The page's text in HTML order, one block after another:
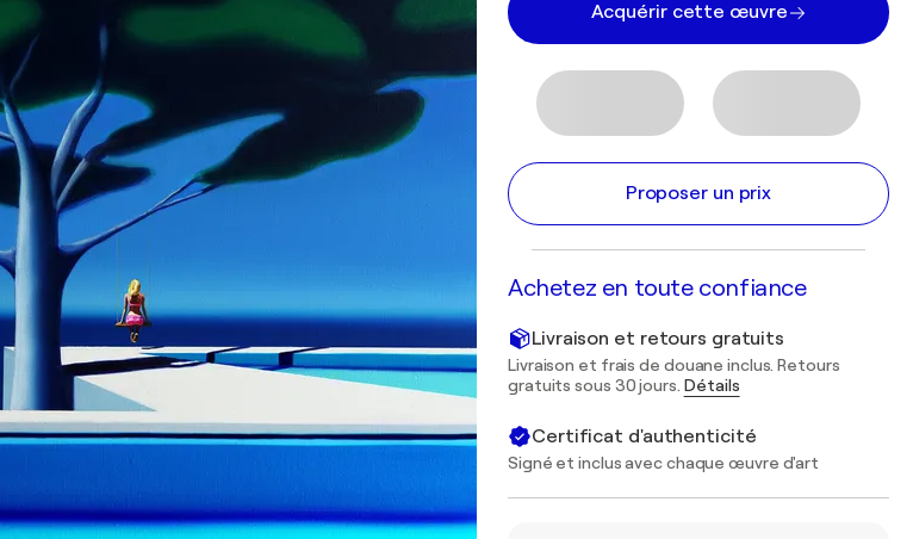
Acquérir cette œuvre
Proposer un prix
Achetez en toute confiance
Livraison et retours gratuits
Livraison et frais de douane inclus. Retours
gratuits sous 30 jours. Détails
Certificat d'authenticité
Signé et inclus avec chaque œuvre d'art